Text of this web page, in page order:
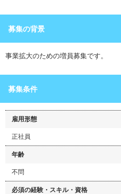
募集の背景
事業拡大のための増員募集です。
募集条件
雇用形態
正社員
年齢
不問
必須の経験・スキル・資格